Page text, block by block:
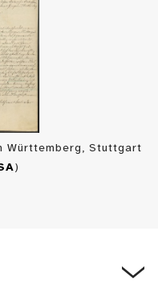
Württemberg, Stuttgart
)